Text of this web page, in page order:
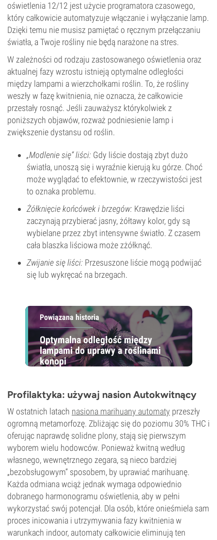
oświetlenia 12/12 jest użycie programatora czasowego,
który całkowicie automatyzuje włączanie i wyłączanie lamp.
Dzięki temu nie musisz pamiętać o ręcznym przełączaniu
światła, a Twoje rośliny nie będą narażone na stres.
W zależności od rodzaju zastosowanego oświetlenia oraz
aktualnej fazy wzrostu istnieją optymalne odległości
między lampami a wierzchołkami roślin. To, że rośliny
weszły w fazę kwitnienia, nie oznacza, że całkowicie
przestały rosnąć. Jeśli zauważysz którykolwiek z
poniższych objawów, rozważ podniesienie lamp i
zwiększenie dystansu od roślin.
„Modlenie się” liści: Gdy liście dostają zbyt dużo
światła, unoszą się i wyraźnie kierują ku górze. Choć
może wyglądać to efektownie, w rzeczywistości jest
to oznaka problemu.
Żółknięcie końcówek i brzegów: Krawędzie liści
zaczynają przybierać jasny, żółtawy kolor, gdy są
wybielane przez zbyt intensywne światło. Z czasem
cała blaszka liściowa może zżółknąć.
Zwĳanie się liści: Przesuszone liście mogą podwĳać
się lub wykręcać na brzegach.
Powiązana historia
Optymalna odległość między
lampami do uprawy a roślinami
konopi
Profilaktyka: używaj nasion Autokwitnący
W ostatnich latach nasiona marihuany automaty przeszły
ogromną metamorfozę. Zbliżając się do poziomu 30% THC i
oferując naprawdę solidne plony, stają się pierwszym
wyborem wielu hodowców. Ponieważ kwitną według
własnego, wewnętrznego zegara, są nieco bardziej
„bezobsługowym” sposobem, by uprawiać marihuanę.
Każda odmiana wciąż jednak wymaga odpowiednio
dobranego harmonogramu oświetlenia, aby w pełni
wykorzystać swój potencjał. Dla osób, które onieśmiela sam
proces inicowania i utrzymywania fazy kwitnienia w
warunkach indoor, automaty całkowicie eliminują ten